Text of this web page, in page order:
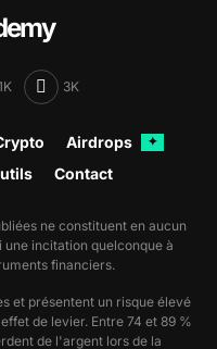
3K
Airdrops ✦
Contact
ne constituent en aucun
incitation quelconque à
financiers.
et présentent un risque élevé
de levier. Entre 74 et 89 %
de l'argent lors de la